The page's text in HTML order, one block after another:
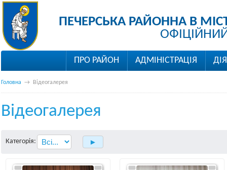
ПЕЧЕРСЬКА РАЙОННА В
ПРО РАЙОН АДМІНІСТРАЦІЯ
Головна → Відеогалерея
Відеогалерея
Категорія: